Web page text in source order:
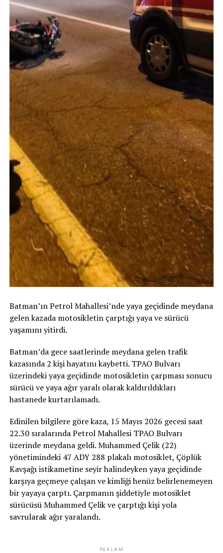
Batman’ın Petrol Mahallesi’nde yaya geçidinde meydana
gelen kazada motosikletin çarptığı yaya ve sürücü
yaşamını yitirdi.
Batman’da gece saatlerinde meydana gelen trafik
kazasında 2 kişi hayatını kaybetti. TPAO Bulvarı
üzerindeki yaya geçidinde motosikletin çarpması sonucu
sürücü ve yaya ağır yaralı olarak kaldırıldıkları
hastanede kurtarılamadı.
Edinilen bilgilere göre kaza, 15 Mayıs 2026 gecesi saat
22.30 sıralarında Petrol Mahallesi TPAO Bulvarı
üzerinde meydana geldi. Muhammed Çelik (22)
yönetimindeki 47 ADY 288 plakalı motosiklet, Çöplük
Kavşağı istikametine seyir halindeyken yaya geçidinde
karşıya geçmeye çalışan ve kimliği henüz belirlenemeyen
bir yayaya çarptı. Çarpmanın şiddetiyle motosiklet
sürücüsü Muhammed Çelik ve çarptığı kişi yola
savrularak ağır yaralandı.
REKLAM